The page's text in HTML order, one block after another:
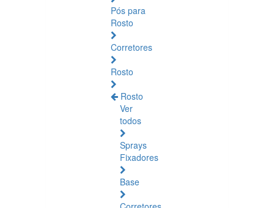
Pós para
Rosto
Corretores
Rosto
Rosto
Ver
todos
Sprays
Fixadores
Base